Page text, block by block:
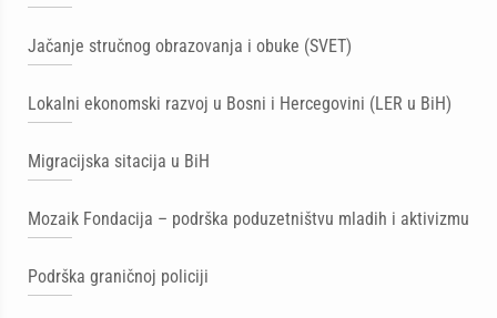
Jačanje stručnog obrazovanja i obuke (SVET)
Lokalni ekonomski razvoj u Bosni i Hercegovini (LER u BiH)
Migracijska sitacija u BiH
Mozaik Fondacija – podrška poduzetništvu mladih i aktivizmu
Podrška graničnoj policiji